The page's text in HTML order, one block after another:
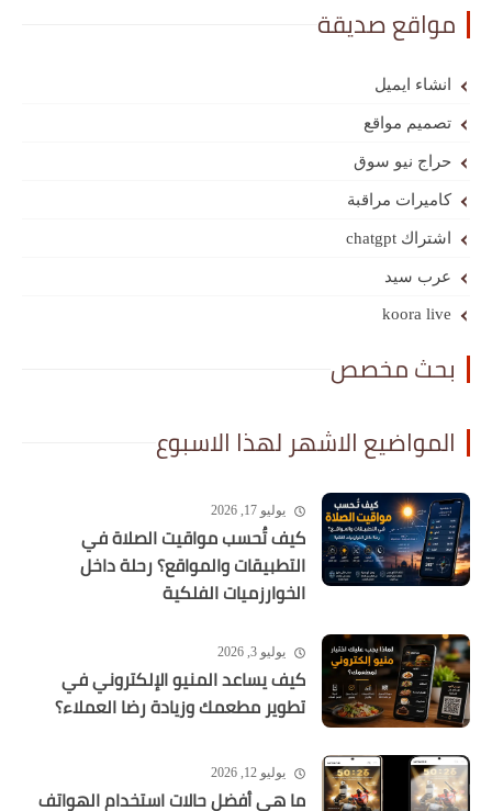
مواقع صديقة
انشاء ايميل
تصميم مواقع
حراج نيو سوق
كاميرات مراقبة
اشتراك chatgpt
عرب سيد
koora live
بحث مخصص
المواضيع الاشهر لهذا الاسبوع
يوليو 17, 2026
كيف تُحسب مواقيت الصلاة في
التطبيقات والمواقع؟ رحلة داخل
الخوارزميات الفلكية
يوليو 3, 2026
كيف يساعد المنيو الإلكتروني في
تطوير مطعمك وزيادة رضا العملاء؟
يوليو 12, 2026
ما هي أفضل حالات استخدام الهواتف